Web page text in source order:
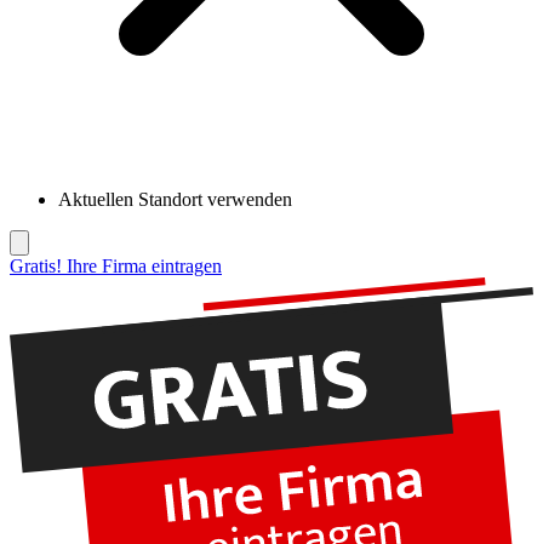
Aktuellen Standort verwenden
Gratis! Ihre Firma eintragen